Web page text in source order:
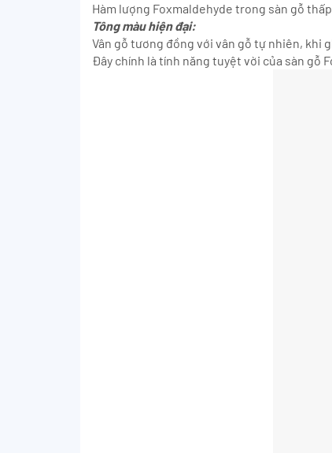
Hàm lượng Foxmaldehyde trong sàn gỗ
Tông màu hiện đại:
Vân gỗ tương đồng với vân gỗ tự nhiên, khi
Đây chính là tính năng tuyệt vời của sàn gỗ